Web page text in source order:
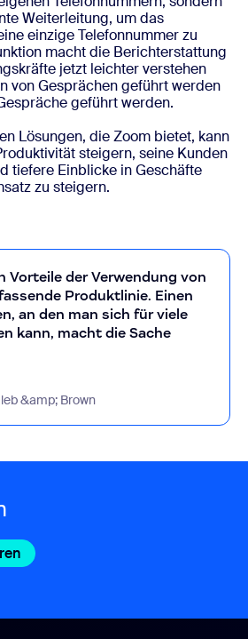
Weiterleitung, um das
einzige Telefonnummer zu
macht die Berichterstattung
jetzt leichter verstehen
von Gesprächen geführt werden
geführt werden.
Lösungen, die Zoom bietet, kann
steigern, seine Kunden
tiefere Einblicke in Geschäfte
zu steigern.
Vorteile der Verwendung von
Produktlinie. Einen
an den man sich für viele
kann, macht die Sache
&amp; Brown
Vertrieb kontaktieren